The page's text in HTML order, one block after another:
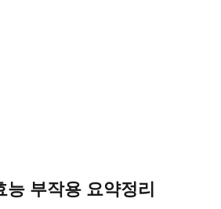
능 부작용 요약정리